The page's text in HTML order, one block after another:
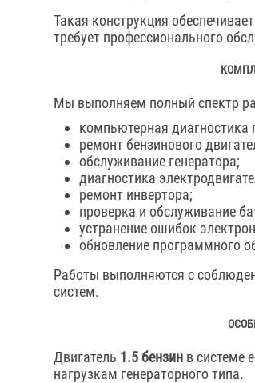
Такая конструкция
требует профессионального
Мы выполняем полный спектр
компьютерная диагностика
ремонт бензинового
обслуживание генератора;
диагностика
ремонт инвертора;
проверка и обслуживание
устранение ошибок
обновление программного
Работы выполняются с
систем.
Двигатель 1.5 бензин в системе
нагрузкам генераторного типа.